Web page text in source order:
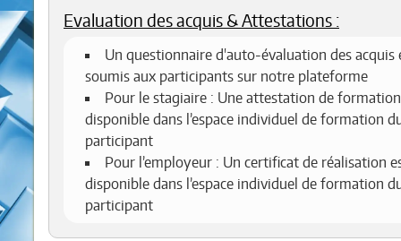
Evaluation des acquis & Attestations :
Un questionnaire d'auto-évaluation des acquis
soumis aux participants sur notre plateforme
Pour le stagiaire : Une attestation de
disponible dans l’espace individuel de formation
participant
Pour l’employeur : Un certificat de réalisation
disponible dans l’espace individuel de formation
participant